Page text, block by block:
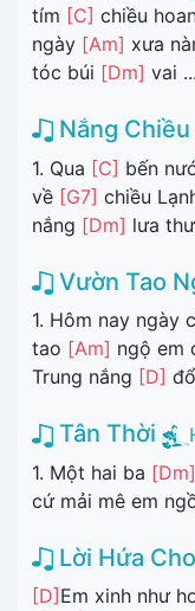
tím [C] chiều
ngày [Am] xưa
tóc búi [Dm] vai ...
Nắng Chiều
1. Qua [C] bến
về [G7] chiều
nắng [Dm] lưa
Vườn Tao
1. Hôm nay ngày
tao [Am] ngộ em
Trung nắng [D]
Tân Thời
1. Một hai ba [Dm]
cứ mải mê em
Lời Hứa
[D] Em xinh như